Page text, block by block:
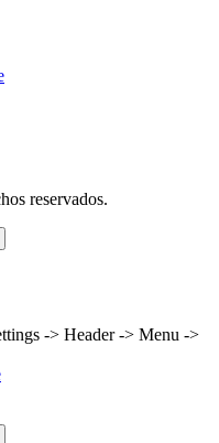
reservados.
-> Header -> Menu ->